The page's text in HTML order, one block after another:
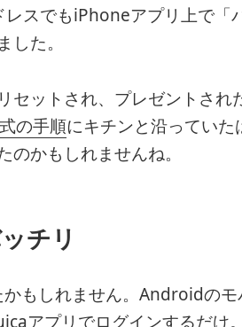
スでもiPhoneアプリ上で「
た。
セットされ、プレゼントされ
の手順にキチンと沿っていた
かもしれませんね。
チリ
もしれません。Androidのモ
アプリ でログインするだけ